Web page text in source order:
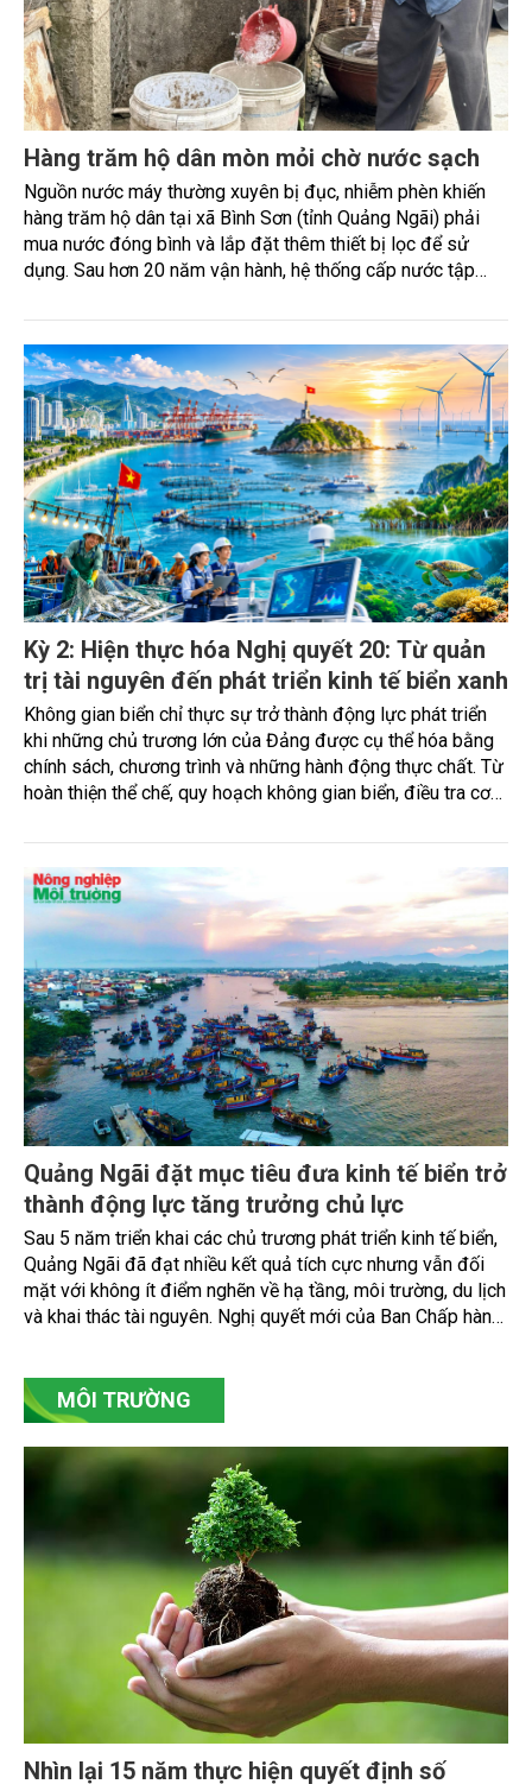
Hàng trăm hộ dân mòn mỏi chờ nước sạch
Nguồn nước máy thường xuyên bị đục, nhiễm phèn khiến
hàng trăm hộ dân tại xã Bình Sơn (tỉnh Quảng Ngãi) phải
mua nước đóng bình và lắp đặt thêm thiết bị lọc để sử
dụng. Sau hơn 20 năm vận hành, hệ thống cấp nước tập
nguồn nước ngầm nhiễm phèn, đòi hỏi sớm được đầu tư
nâng cấp.
Kỳ 2: Hiện thực hóa Nghị quyết 20: Từ quản
trị tài nguyên đến phát triển kinh tế biển xanh
Không gian biển chỉ thực sự trở thành động lực phát triển
khi những chủ trương lớn của Đảng được cụ thể hóa bằng
chính sách, chương trình và những hành động thực chất. Từ
hoàn thiện thể chế, quy hoạch không gian biển, điều tra cơ
bảo tồn hệ sinh thái và xây dựng kinh tế biển xanh, ngành
Nông nghiệp và Môi trường đang từng bước hiện thực hóa
Nghị quyết số 20-NQ/TW, hướng tới cách tiếp cận mới: khai
thác hợp lý, bảo vệ tài nguyên và kiến tạo những giá trị phát
triển lâu dài từ biển.
Quảng Ngãi đặt mục tiêu đưa kinh tế biển trở
thành động lực tăng trưởng chủ lực
Sau 5 năm triển khai các chủ trương phát triển kinh tế biển,
Quảng Ngãi đã đạt nhiều kết quả tích cực nhưng vẫn đối
mặt với không ít điểm nghẽn về hạ tầng, môi trường, du lịch
và khai thác tài nguyên. Nghị quyết mới của Ban Chấp hành
tăng trưởng của tỉnh đến năm 2030, tầm nhìn đến năm
2045.
MÔI TRƯỜNG
Nhìn lại 15 năm thực hiện quyết định số